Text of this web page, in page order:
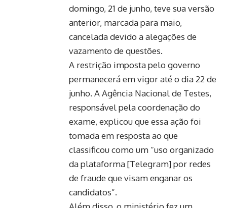
domingo, 21 de junho, teve sua versão
anterior, marcada para maio,
cancelada devido a alegações de
vazamento de questões.
A restrição imposta pelo governo
permanecerá em vigor até o dia 22 de
junho. A Agência Nacional de Testes,
responsável pela coordenação do
exame, explicou que essa ação foi
tomada em resposta ao que
classificou como um “uso organizado
da plataforma [Telegram] por redes
de fraude que visam enganar os
candidatos”.